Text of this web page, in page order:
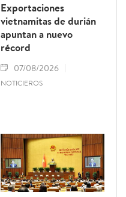
Exportaciones
vietnamitas de durián
apuntan a nuevo
récord
07/08/2026
NOTICIEROS